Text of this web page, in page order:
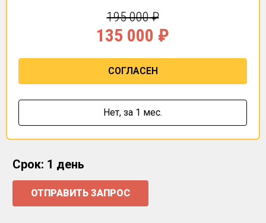
195 000₽
135 000 ₽
СОГЛАСЕН
Нет, за 1 мес.
Срок: 1 день
ОТПРАВИТЬ ЗАПРОС